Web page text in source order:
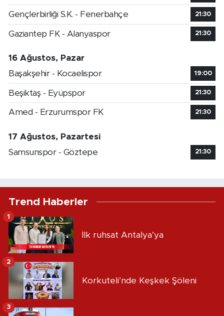
Gençlerbirliği S.K. - Fenerbahçe 21:30
Gaziantep FK - Alanyaspor 21:30
16 Ağustos, Pazar
Başakşehir - Kocaelispor
19:00
Beşiktaş - Eyüpspor 21:30
Amed - Erzurumspor FK 21:30
17 Ağustos, Pazartesi
Samsunspor - Göztepe
21:30
Trend Haberler
İlk ruhsat Antalya’ya
1
Korkuteli’nde Keşkek Şöleni
2
3